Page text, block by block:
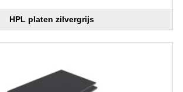
HPL platen zilvergrijs